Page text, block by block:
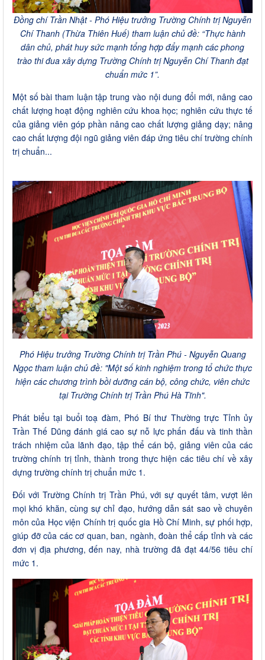
Đồng chí Trần Nhật - Phó Hiệu trưởng Trường Chính trị Nguyễn
Chí Thanh (Thừa Thiên Huế) tham luận chủ đề: “Thực hành
dân chủ, phát huy sức mạnh tổng hợp đẩy mạnh các phong
trào thi đua xây dựng Trường Chính trị Nguyễn Chí Thanh đạt
chuẩn mức 1”.
Một số bài tham luận tập trung vào nội dung đổi mới, nâng cao
chất lượng hoạt động nghiên cứu khoa học; nghiên cứu thực tế
của giảng viên góp phần nâng cao chất lượng giảng dạy; nâng
cao chất lượng đội ngũ giảng viên đáp ứng tiêu chí trường chính
trị chuẩn...
Phó Hiệu trưởng Trường Chính trị Trần Phú - Nguyễn Quang
Ngọc tham luận chủ đề: "Một số kinh nghiệm trong tổ chức thực
hiện các chương trình bồi dưỡng cán bộ, công chức, viên chức
tại Trường Chính trị Trần Phú Hà Tĩnh".
Phát biểu tại buổi toạ đàm, Phó Bí thư Thường trực Tỉnh ủy
Trần Thế Dũng đánh giá cao sự nỗ lực phấn đấu và tinh thần
trách nhiệm của lãnh đạo, tập thể cán bộ, giảng viên của các
trường chính trị tỉnh, thành trong thực hiện các tiêu chí về xây
dựng trường chính trị chuẩn mức 1.
Đối với Trường Chính trị Trần Phú, với sự quyết tâm, vượt lên
mọi khó khăn, cùng sự chỉ đạo, hướng dẫn sát sao về chuyên
môn của Học viện Chính trị quốc gia Hồ Chí Minh, sự phối hợp,
giúp đỡ của các cơ quan, ban, ngành, đoàn thể cấp tỉnh và các
đơn vị địa phương, đến nay, nhà trường đã đạt 44/56 tiêu chí
mức 1.